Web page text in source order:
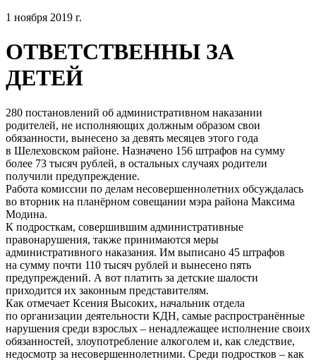
1 ноября 2019 г.
ОТВЕТСТВЕННЫ ЗА
ДЕТЕЙ
280 постановлений об административном наказании
родителей, не исполняющих должным образом свои
обязанности, вынесено за девять месяцев этого года
в Шелеховском районе. Назначено 156 штрафов на сумму
более 73 тысяч рублей, в остальных случаях родители
получили предупреждение.
Работа комиссии по делам несовершеннолетних обсуждалась
во вторник на планёрном совещании мэра района Максима
Модина.
К подросткам, совершившим административные
правонарушения, также принимаются меры
административного наказания. Им выписано 45 штрафов
на сумму почти 110 тысяч рублей и вынесено пять
предупреждений. А вот платить за детские шалости
приходится их законным представителям.
Как отмечает Ксения Высоких, начальник отдела
по организации деятельности КДН, самые распространённые
нарушения среди взрослых – ненадлежащее исполнение своих
обязанностей, злоупотребление алкоголем и, как следствие,
недосмотр за несовершеннолетними. Среди подростков – как